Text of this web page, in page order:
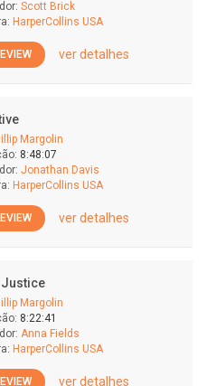
Scott Brick
HarperCollins USA
ver detalhes
Margolin
8:48:07
Jonathan Davis
HarperCollins USA
ver detalhes
Margolin
8:22:41
Anna Fields
HarperCollins USA
ver detalhes